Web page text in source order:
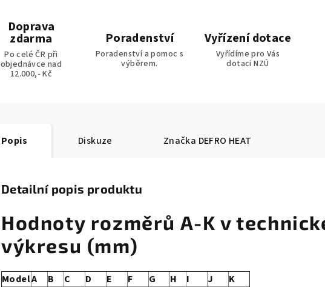
Doprava
zdarma
Po celé ČR při
objednávce nad
12.000,- Kč
Poradenství
Poradenství a pomoc s
výběrem.
Vyřízení dotace
Vyřídíme pro Vás
dotaci NZÚ
Popis Diskuze Značka DEFRO HEAT
Detailní popis produktu
Hodnoty rozměrů A-K v
výkresu (mm)
ModelA B C D E F G H I J
K